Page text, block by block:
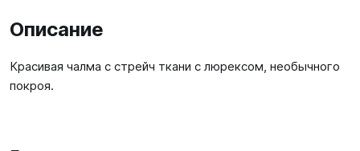
Описание
Красивая чалма с стрейч ткани с люрексом, необычного
покроя.